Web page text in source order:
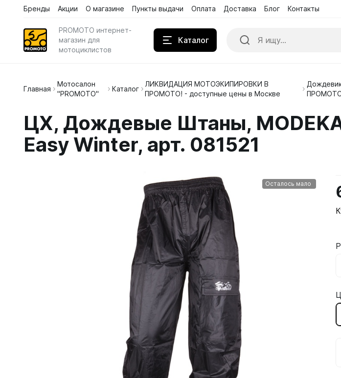
Бренды Акции О магазине Пункты выдачи Оплата Доставка Блог Контакты
PROMOTO интернет-
магазин для
мотоциклистов
Каталог
Дождевики
Кроссовые Очки и Маски
Главная
Мотосалон
"PROMOTO"
Каталог
ЛИКВИДАЦИЯ МОТОЭКИПИРОВКИ В
ПРОМОТО! - доступные цены в Москве
ЦX, Дождевые Штаны,
Easy Winter, арт. 081521
Осталось мало